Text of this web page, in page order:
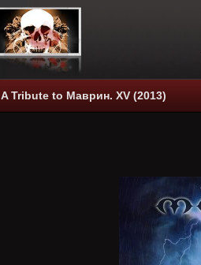
A Tribute to Маврин. XV (2013)